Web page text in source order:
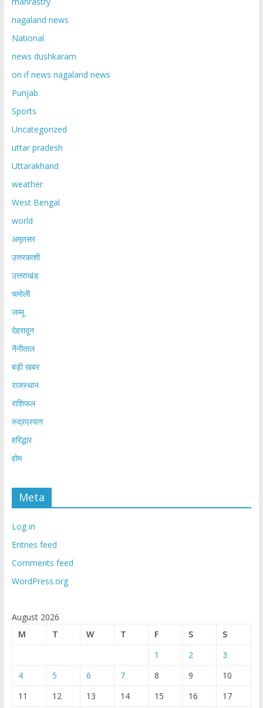
nagaland news
National
news dushkaram
on if news nagaland news
Punjab
Sports
Uncategorized
uttar pradesh
Uttarakhand
weather
West Bengal
world
अमृतसर
उत्तरकाशी
उत्तराखंड
चमोली
जम्मू
देहरादून
नैनीताल
बड़ी खबर
राजस्थान
राशिफल
रुद्रप्रयाग
हरिद्धार
होम
Meta
Log in
Entries feed
Comments feed
WordPress.org
August 2026
M
T W T F S
S
1
2
3
4
5 6 7 8 9
10
11
12 13 14 15 16 17